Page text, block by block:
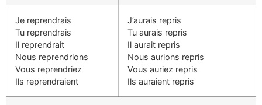
Je reprendrais
Tu reprendrais
Il reprendrait
Nous reprendrions
Vous reprendriez
Ils reprendraient
J’aurais repris
Tu aurais repris
Il aurait repris
Nous aurions repris
Vous auriez repris
Ils auraient repris